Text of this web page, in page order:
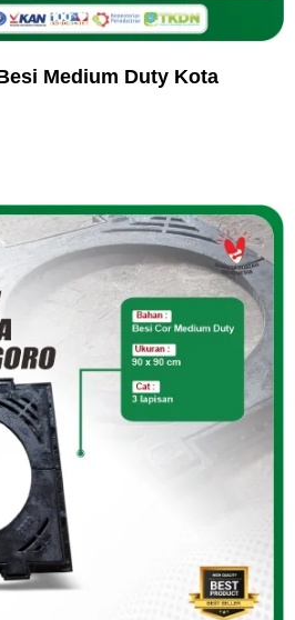
Medium Duty Kota